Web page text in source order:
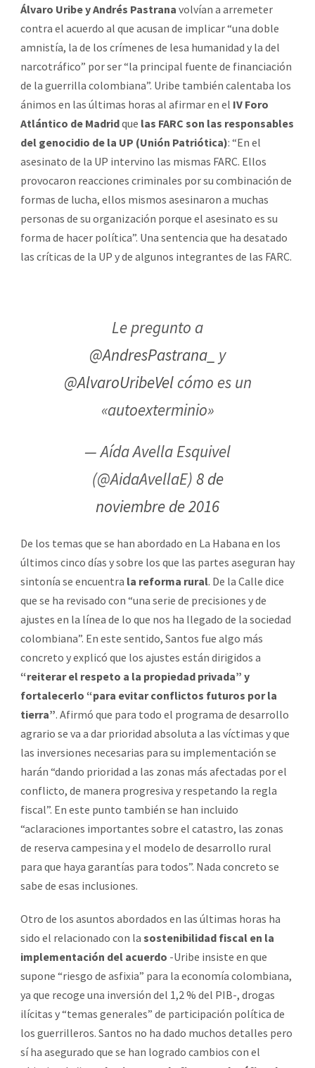
Álvaro Uribe y Andrés Pastrana volvían a arremeter
contra el acuerdo al que acusan de implicar “una doble
amnistía, la de los crímenes de lesa humanidad y la del
narcotráfico” por ser “la principal fuente de financiación
de la guerrilla colombiana”. Uribe también calentaba los
ánimos en las últimas horas al afirmar en el IV Foro
Atlántico de Madridque las FARC son las responsables
del genocidio de la UP (Unión Patriótica): “En el
asesinato de la UP intervino las mismas FARC. Ellos
provocaron reacciones criminales por su combinación de
formas de lucha, ellos mismos asesinaron a muchas
personas de su organización porque el asesinato es su
forma de hacer política”. Una sentencia que ha desatado
las críticas de la UP y de algunos integrantes de las FARC.
Le pregunto a
@AndresPastrana_ y
@AlvaroUribeVelcómo es un
«autoexterminio»
— Aída Avella Esquivel
(@AidaAvellaE) 8 de
noviembre de 2016
De los temas que se han abordado en La Habana en los
últimos cinco días y sobre los que las partes aseguran hay
sintonía se encuentra la reforma rural. De la Calle dice
que se ha revisado con “una serie de precisiones y de
ajustes en la línea de lo que nos ha llegado de la sociedad
colombiana”. En este sentido, Santos fue algo más
concreto y explicó que los ajustes están dirigidos a
“reiterar el respeto a la propiedad privada” y
fortalecerlo “para evitar conflictos futuros por la
tierra”. Afirmó que para todo el programa de desarrollo
agrario se va a dar prioridad absoluta a las víctimas y que
las inversiones necesarias para su implementación se
harán “dando prioridad a las zonas más afectadas por el
conflicto, de manera progresiva y respetando la regla
fiscal”. En este punto también se han incluido
“aclaraciones importantes sobre el catastro, las zonas
de reserva campesina y el modelo de desarrollo rural
para que haya garantías para todos”. Nada concreto se
sabe de esas inclusiones.
Otro de los asuntos abordados en las últimas horas ha
sido el relacionado con la sostenibilidad fiscal en la
implementación del acuerdo -Uribe insiste en que
supone “riesgo de asfixia” para la economía colombiana,
ya que recoge una inversión del 1,2 % del PIB-, drogas
ilícitas y “temas generales” de participación política de
los guerrilleros. Santos no ha dado muchos detalles pero
sí ha asegurado que se han logrado cambios con el